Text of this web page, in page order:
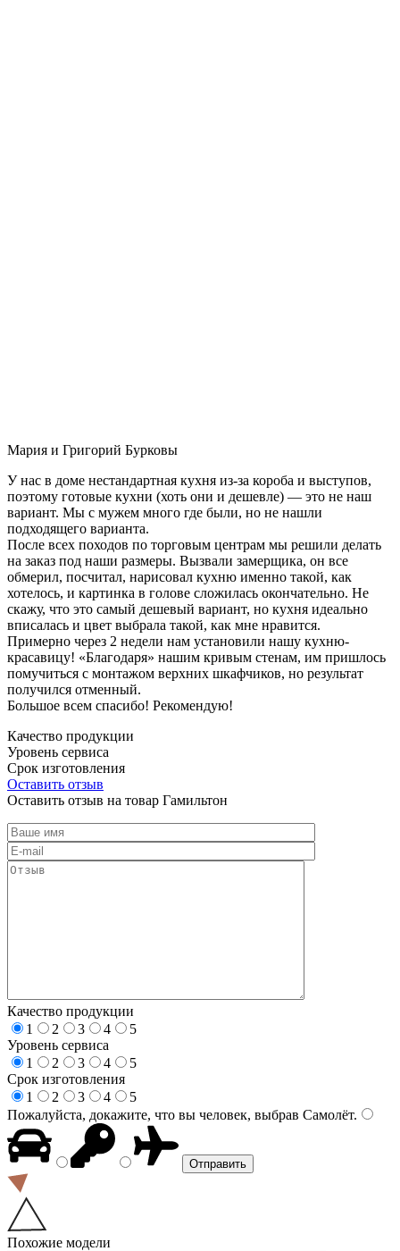
Мария и Григорий Бурковы
У нас в доме нестандартная кухня из-за короба и выступов,
поэтому готовые кухни (хоть они и дешевле) — это не наш
вариант. Мы с мужем много где были, но не нашли
подходящего варианта.
После всех походов по торговым центрам мы решили делать
на заказ под наши размеры. Вызвали замерщика, он все
обмерил, посчитал, нарисовал кухню именно такой, как
хотелось, и картинка в голове сложилась окончательно. Не
скажу, что это самый дешевый вариант, но кухня идеально
вписалась и цвет выбрала такой, как мне нравится.
Примерно через 2 недели нам установили нашу кухню-
красавицу! «Благодаря» нашим кривым стенам, им пришлось
помучиться с монтажом верхних шкафчиков, но результат
получился отменный.
Большое всем спасибо! Рекомендую!
Качество продукции
Уровень сервиса
Срок изготовления
Оставить отзыв
Оставить отзыв на товар Гамильтон
Качество продукции
1
2 3 4
5
Уровень сервиса
1
2 3 4
5
Срок изготовления
1
2 3 4
5
Пожалуйста, докажите, что вы человек, выбрав Самолёт.
Похожие модели